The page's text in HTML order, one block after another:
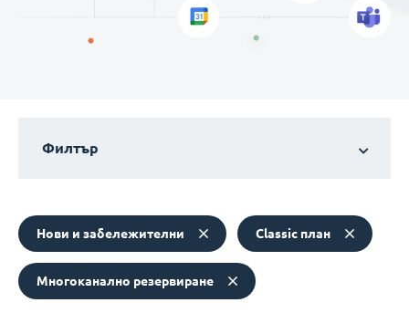
Филтър
Нови и забележителни Classic план
Многоканално резервиране